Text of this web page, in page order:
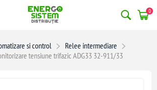
0
si control
Relee intermediare
tensiune trifazic ADG33 32-911/33